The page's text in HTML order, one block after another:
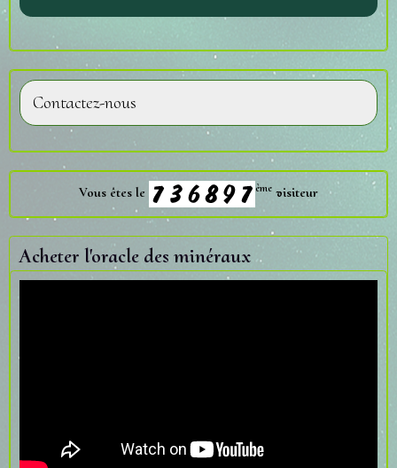
Contactez-nous
Vous êtes le ème visiteur
Acheter l'oracle des minéraux